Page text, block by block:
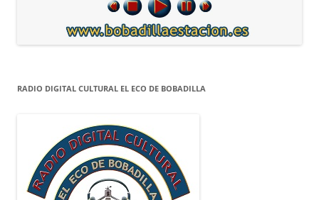
RADIO DIGITAL CULTURAL EL ECO DE BOBADILLA